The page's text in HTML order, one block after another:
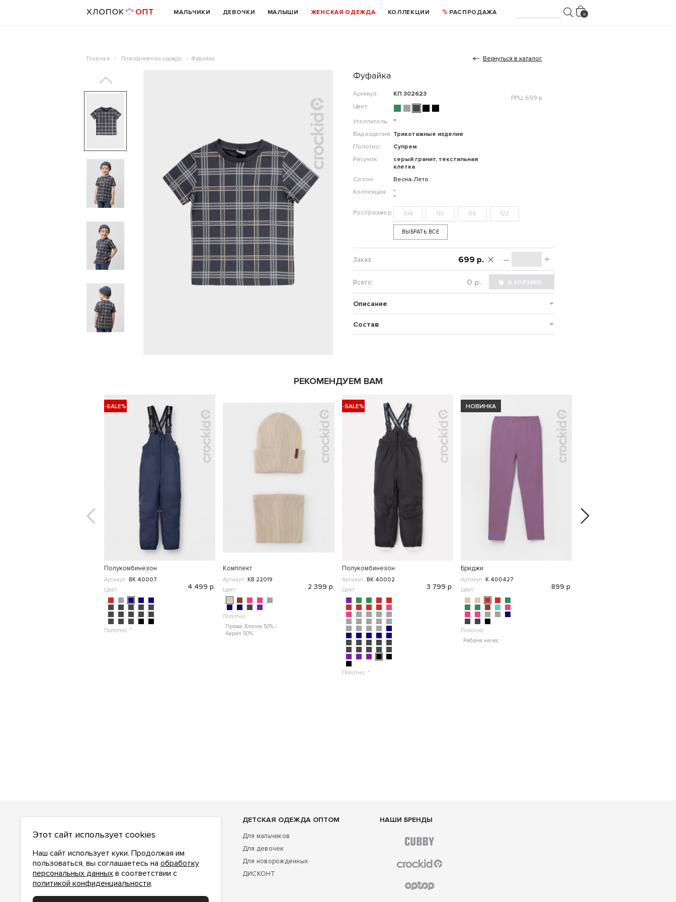
МАЛЬЧИКИ ДЕВОЧКИ МАЛЫШИ ЖЕНСКАЯ ОДЕЖДА КОЛЛЕКЦИИ РАСПРОДАЖА
Главная Повседневная одежда Фуфайка Вернуться в каталог
Фуфайка
Артикул:
КП 302623
Цвет:
Утеплитель:
"
Вид изделия: Трикотажные изделия
Полотно:
Супрем
Рисунок:
серый гранит, текстильная
клетка
Сезон:
Весна-Лето
Коллекция:
"
РРЦ: 699 р.
104 110 116 122
ВЫБРАТЬ ВСЕ
– +
699 р.
р.
Описание
Состав
РЕКОМЕНДУЕМ ВАМ
-SALE%
Полукомбинезон
Артикул: ВК 40007
Цвет:
Полотно: "
4 499 р.
Комплект
Артикул: КВ 22019
Цвет:
Полотно:
Пряжа Хлопок 50% /
Акрил 50%
2 399 р.
-SALE%
Полукомбинезон
Артикул: ВК 40002
Цвет:
Полотно: "
3 799 р.
НОВИНКА
Бриджи
Артикул: К 400427
Цвет:
Полотно:
Рибана начес
899 р.
О НАС
О компании
Как сделать заказ
Условия работы
Доставка и оплата
Возврат
ДЕТСКАЯ ОДЕЖДА ОПТОМ
Для мальчиков
Для девочек
Для новорожденных
ДИСКОНТ
НАШИ БРЕНДЫ
Этот сайт использует cookies
Наш сайт использует куки. Продолжая им
пользоваться, вы соглашаетесь на обработку
персональных данных в соответствии с
политикой конфиденциальности.